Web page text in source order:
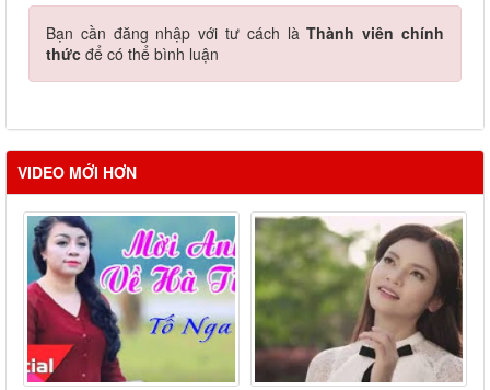
Bạn cần đăng nhập với tư cách làThành viên chính
thức để có thể bình luận
VIDEO MỚI HƠN